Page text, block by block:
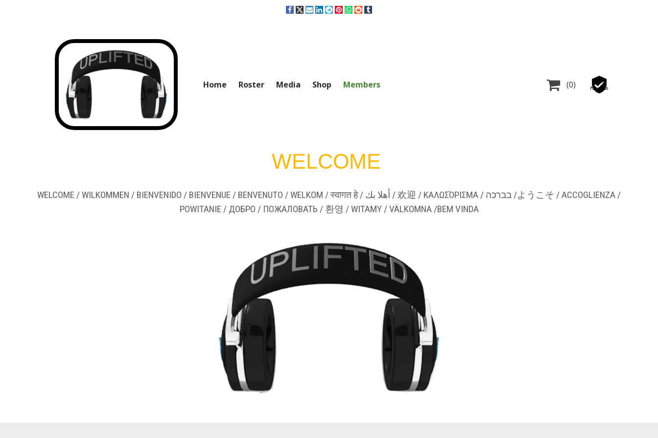
Home Roster Media Shop Members  (0)
Secure
Payments
WELCOME
WELCOME / WILKOMMEN / BIENVENIDO / BIENVENUE / BENVENUTO / WELKOM / स्वागत हे / أهلا بك / 欢迎 / ΚΑΛΩΣΌΡΙΣΜΑ / בברכה /ようこそ / ACCOGLIENZA /
POWITANIE / ДОБРО / ПОЖАЛОВАТЬ / 환영 / WITAMY / VÄLKOMNA /BEM VINDA